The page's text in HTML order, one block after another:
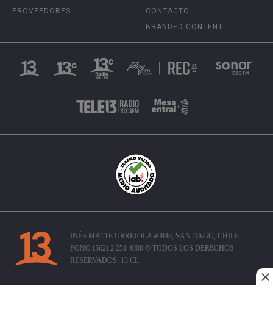
PROVEEDORES
CONTACTO
BRANDED CONTENT
INÉS MATTE URREJOLA #0848, SANTIAGO, CHILE
FONO (562) 2 251 4000 © TODOS LOS DERECHOS
RESERVADOS. 13.CL